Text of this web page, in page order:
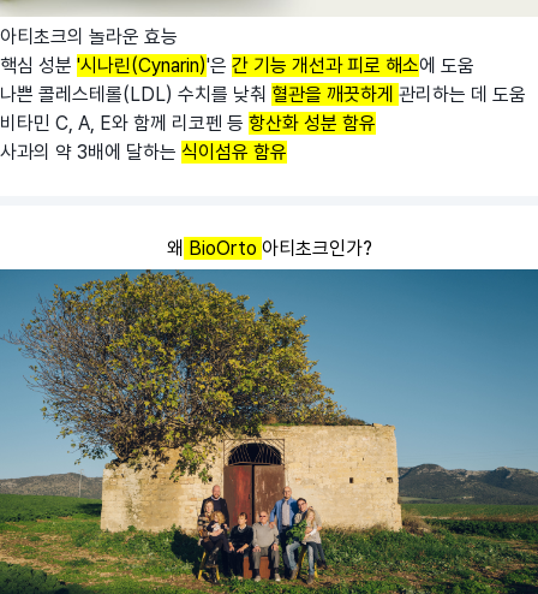
아티초크의 놀라운 효능
핵심 성분 '시나린(Cynarin)'은 간 기능 개선과 피로 해소에 도움
나쁜 콜레스테롤(LDL) 수치를 낮춰 혈관을 깨끗하게 관리하는 데 도움
비타민 C, A, E와 함께 리코펜 등 항산화 성분 함유
사과의 약 3배에 달하는 식이섬유 함유
왜 BioOrto 아티초크인가?